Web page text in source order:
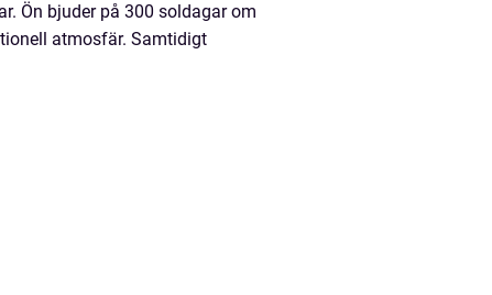
Ön bjuder på 300 soldagar om
atmosfär. Samtidigt